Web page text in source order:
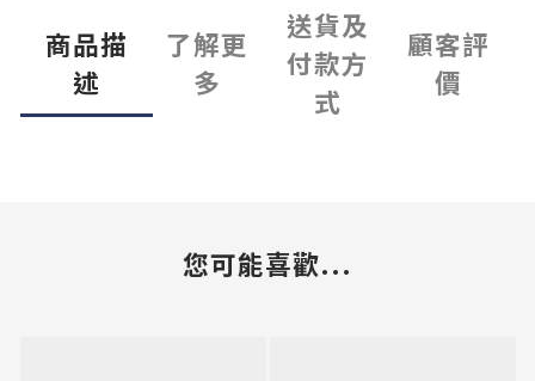
商品描
述
了解更
多
送貨及
付款方
式
顧客評
價
您可能喜歡...